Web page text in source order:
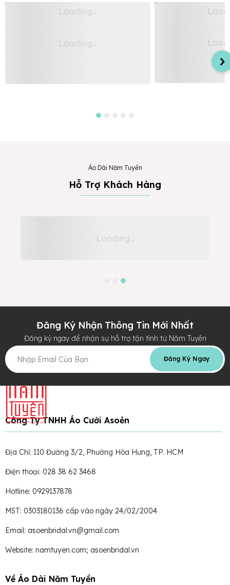
Nhà Gái Màu Hồng Ruốc
Dọc Thân Áo Sống
Sản phẩm may đo theo
Áo Dài Năm Tuyền
Hỗ Trợ Khách Hàng
Đăng Ký Nhận Thông Tin Mới Nhất
Đăng ký ngay để nhận sự hỗ trợ tận tình từ Năm Tuyền
Đăng Ký Ngay
Công Ty TNHH Áo Cưới Asoẻn
Địa Chỉ: 110 Đường 3/2, Phường Hòa Hưng, TP. HCM
Điện thoại: 028 38 62 3468
Hotline: 0929137878
MST: 0303180136 cấp vào ngày 24/02/2004
Email: asoenbridal.vn@gmail.com
Website: namtuyen.com; asoenbridal.vn
Về Áo Dài Năm Tuyền